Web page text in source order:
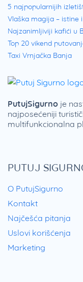
5 najpopularnijih
Vlaška magija – istine
Najzanimljiviji kafići u
Top 20 vikend
Taxi Vrnjačka Banja
PUTUJ
O PutujSigurno
Kontakt
Najčešća pitanja
Uslovi korišćenja
Marketing
PutujSigurno je
najposećeniji
multifunkcionalna